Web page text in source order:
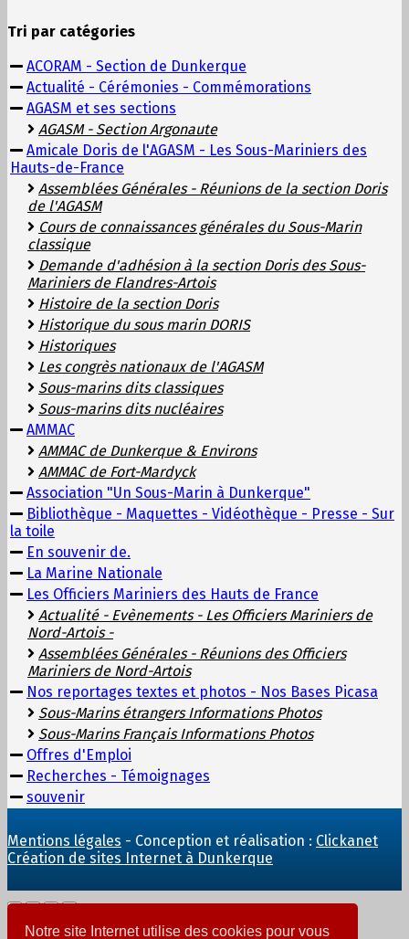
Notre site Internet utilise des cookies pour vous
Tri par catégories
ACORAM - Section de Dunkerque
Actualité - Cérémonies - Commémorations
AGASM et ses sections
AGASM - Section Argonaute
Amicale Doris de l'AGASM - Les Sous-Mariniers des
Hauts-de-France
Assemblées Générales - Réunions de la section Doris
de l'AGASM
Cours de connaissances générales du Sous-Marin
classique
Demande d'adhésion à la section Doris des Sous-
Mariniers de Flandres-Artois
Histoire de la section Doris
Historique du sous marin DORIS
Historiques
Les congrès nationaux de l'AGASM
Sous-marins dits classiques
Sous-marins dits nucléaires
AMMAC
AMMAC de Dunkerque & Environs
AMMAC de Fort-Mardyck
Association "Un Sous-Marin à Dunkerque"
Bibliothèque - Maquettes - Vidéothèque - Presse - Sur
la toile
En souvenir de.
La Marine Nationale
Les Officiers Mariniers des Hauts de France
Actualité - Evènements - Les Officiers Mariniers de
Nord-Artois -
Assemblées Générales - Réunions des Officiers
Mariniers de Nord-Artois
Nos reportages textes et photos - Nos Bases Picasa
Sous-Marins étrangers Informations Photos
Sous-Marins Français Informations Photos
Offres d'Emploi
Recherches - Témoignages
souvenir
Mentions légales - Conception et réalisation : Clickanet
Création de sites Internet à Dunkerque